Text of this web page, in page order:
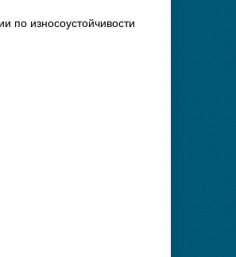
по износоустойчивости